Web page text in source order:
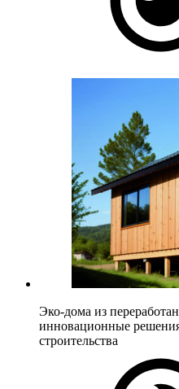
Эко-дома из
инновационные
строительства